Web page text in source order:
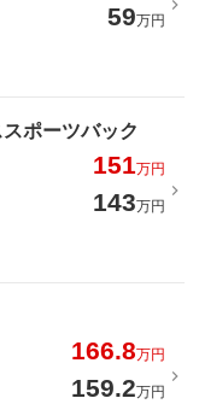
59万円
ポーツバック
151万円
143万円
166.8万円
159.2万円